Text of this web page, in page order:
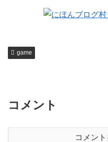
game
コメント
コメン